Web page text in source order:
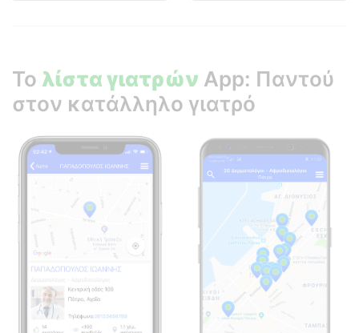
Το λίστα γιατρών App: Παντού
στον κατάλληλο γιατρό